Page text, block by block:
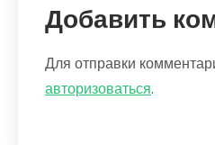
Добавить
Для отправки
авторизоваться.